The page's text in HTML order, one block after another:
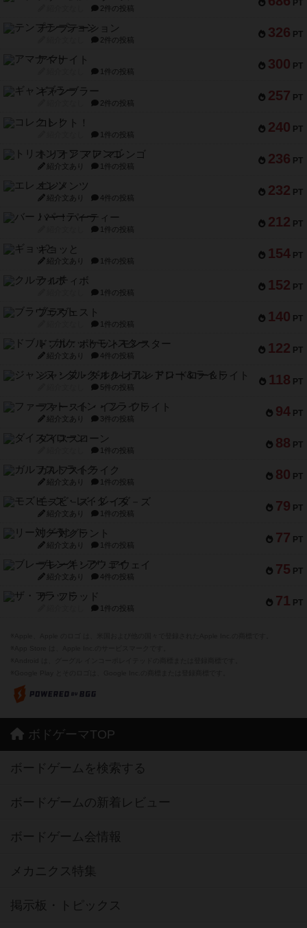
PT
2件の投稿
326 PT
テンプテーション
2件の投稿
300 PT
アマナイト
1件の投稿
257 PT
ギャンブラー
2件の投稿
240 PT
コレクト！
1件の投稿
236 PT
トリオンフ ア マレンゴ
紹介文あり 1件の投稿
232 PT
エレメンツ
紹介文あり 4件の投稿
212 PT
バー！パーティー
1件の投稿
154 PT
ギョッと
紹介文あり 1件の投稿
152 PT
クルティボ
1件の投稿
140 PT
ブラヴェスト
1件の投稿
122 PT
ドブル：ポケットモンスター
紹介文あり 4件の投稿
118 PT
ジャンヌ・ダルク-オルレアン ドロー＆ライト
5件の投稿
94 PT
ファースト・イン・フライト
紹介文あり 3件の投稿
88 PT
ダイススローン
1件の投稿
80 PT
ガルフストライク
紹介文あり 1件の投稿
79 PT
モズビ－ズ・レイダ－ズ
紹介文あり 1件の投稿
77 PT
リー対グラント
紹介文あり 1件の投稿
75 PT
ブレーキング・アウェイ
紹介文あり 4件の投稿
71 PT
ザ・フラッド
1件の投稿
ボドゲーマTOP
ボードゲームを検索する
ボードゲームの新着レビュー
ボードゲーム会情報
メカニクス特集
掲示板・トピックス